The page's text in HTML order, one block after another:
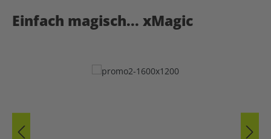
Einfach magisch... xMagic